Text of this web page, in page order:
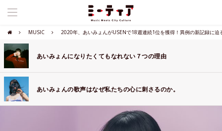
MUSIC 2020年、あいみょんがUSENで18週連続1位を獲得！異例の新記録に迫
あいみょんになりたくてもなれない７つの理由
あいみょんの歌声はなぜ私たちの心に刺さるのか。